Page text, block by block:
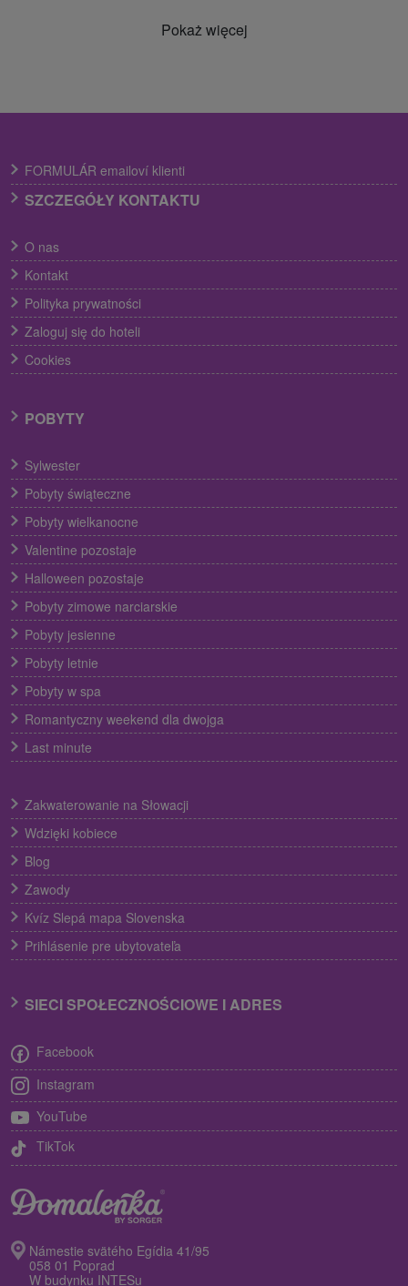
Pokaż więcej
FORMULÁR emailoví klienti
SZCZEGÓŁY KONTAKTU
O nas
Kontakt
Polityka prywatności
Zaloguj się do hoteli
Cookies
POBYTY
Sylwester
Pobyty świąteczne
Pobyty wielkanocne
Valentine pozostaje
Halloween pozostaje
Pobyty zimowe narciarskie
Pobyty jesienne
Pobyty letnie
Pobyty w spa
Romantyczny weekend dla dwojga
Last minute
Zakwaterowanie na Słowacji
Wdzięki kobiece
Blog
Zawody
Kvíz Slepá mapa Slovenska
Prihlásenie pre ubytovateľa
SIECI SPOŁECZNOŚCIOWE I ADRES
Facebook
Instagram
YouTube
TikTok
Námestie svätého Egídia 41/95
058 01 Poprad
W budynku INTESu